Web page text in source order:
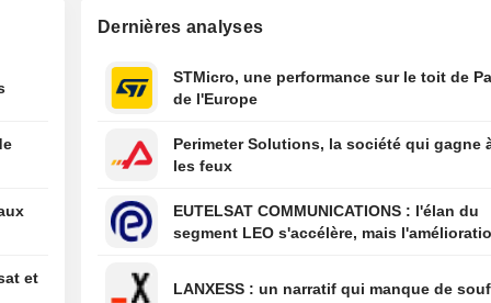
budgétaire lors
contre le "
un arrêt de la
suprême
01:34
Les États-Unis
activités dans
et
Dernières analyses
STMicro, une performance sur le toit de
de l'Europe
Perimeter Solutions, la société qui gagne
les feux
EUTELSAT COMMUNICATIONS : l'élan du
segment LEO s'accélère, mais
LANXESS : un narratif qui manque de